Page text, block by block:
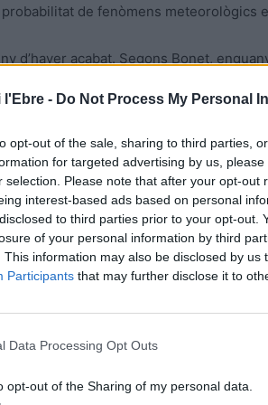
l'Ebre - Do Not Process My Personal
opt-out of the sale, sharing to third parties,
for targeted advertising by us,
selection. Please note that after your opt-out
interest-based ads based on personal
to third parties prior to your opt-out.
of your personal information by third
This information may also be disclosed by us
Participants that may further disclose it to
Data Processing Opt Outs
opt-out of the Sharing of my personal data.
de fenòmens meteorològics
d’haver acabat. Segons Bonet,
que encara queda per a collir un terç
a la calor, els productors fa anys
abans que arriben les calorades
es pot protegir d’esta manera. La cria
les badies durant els mesos de juliol,
davant les temperatures
de diversos dies amb temperatures de
d’entre el 80 i el 90 % de la llavor
de quilos de cria destinada a
del sector davant les